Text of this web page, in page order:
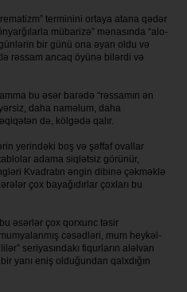
terminini or­ta­ya atana qədər
müba­rizə” mənasında “alo­
bir günü ona əyan oldu və
rəssam ancaq öyünə bilərdi və
bu əsər barədə “rəs­samın ən
da­ha naməlum, daha
də, kölgədə qalır.
yerindəki boş və şəffaf ovallar
adama siqlətsiz görünür,
Kvad­ratın əngin dibinə çəkməklə
çox bayağıdırlar çoxları bu
əsərlər çox qorxunc təsir
cəsədləri, mum hey­kəl­
seriyasındakı fiqurların aləlvan
yanı eniş ol­duğundan qalxdığın